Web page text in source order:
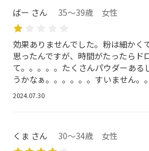
ばー さん 35～39歳 女性
効果ありませんでした。粉は細かく
思ったんですが、時間がたったらド
て。。。。。たくさんパウダーある
うかなぁ。。。。。。すいません。。
2024.07.30
くま さん 30～34歳 女性